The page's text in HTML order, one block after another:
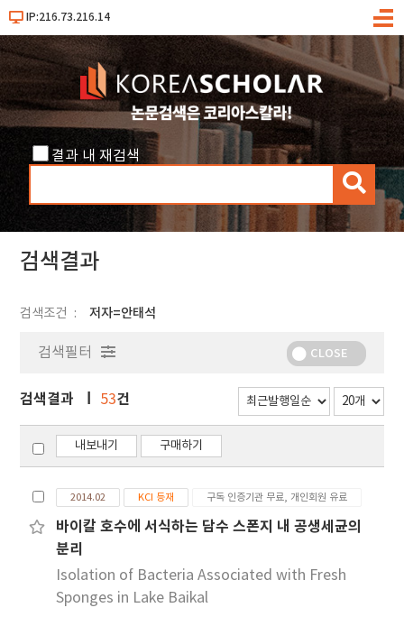
IP:216.73.216.14
메
결과 내 재검색
검
색
검색결과
검색조건 저자=안태석
검색필터 CLOSE
검색결과 53건
내보내기 구매하기
2014.02 KCI 등재 구독 인증기관 무료, 개인회원 유료
바이칼 호수에 서식하는 담수 스폰지 내 공생세균의
분리
Isolation of Bacteria Associated with Fresh
Sponges in Lake Baikal